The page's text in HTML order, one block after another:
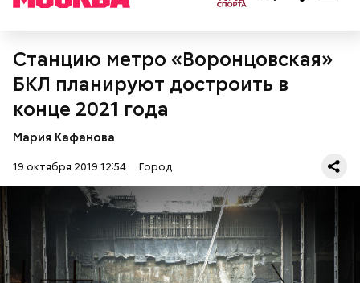
Станцию метро «Воронцовская»
БКЛ планируют достроить в
конце 2021 года
Мария Кафанова
19 октября 2019 12:54 Город